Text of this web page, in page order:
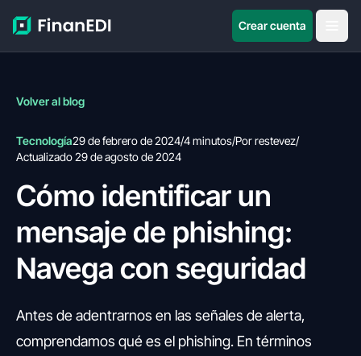
Crear cuenta
Volver al blog
Tecnología29 de febrero de 2024/4 minutos/Por restevez/
Actualizado 29 de agosto de 2024
Cómo identificar un
mensaje de phishing:
Navega con seguridad
Antes de adentrarnos en las señales de alerta,
comprendamos qué es el phishing. En términos